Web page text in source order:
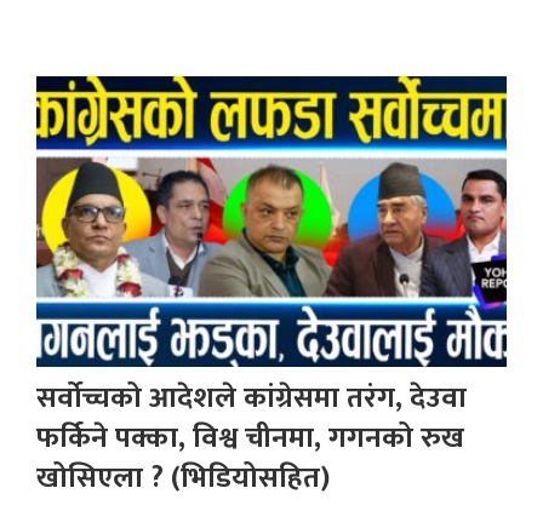
सर्वोच्चको आदेशले कांग्रेसमा तरंग, देउवा
फर्किने पक्का, विश्व चीनमा, गगनको रुख
खोसिएला ? (भिडियोसहित)